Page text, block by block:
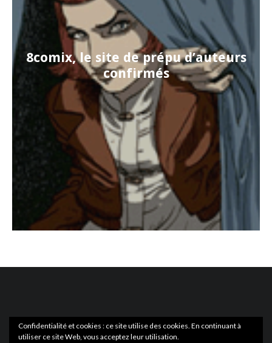
8comix, le site de prépu d’auteurs
confirmés
Confidentialité et cookies : ce site utilise des cookies. En continuant à
utiliser ce site Web, vous acceptez leur utilisation.